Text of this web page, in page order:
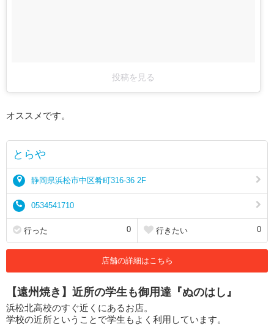
投稿を見る
オススメです。
とらや
静岡県浜松市中区肴町316-36 2F
0534541710
行った 0 行きたい 0
店舗の詳細はこちら
【遠州焼き】近所の学生も御用達『ぬのはし』
浜松北高校のすぐ近くにあるお店。
学校の近所ということで学生もよく利用しています。